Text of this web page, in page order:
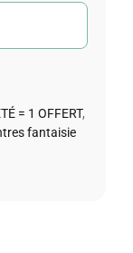
= 1 OFFERT,
fantaisie